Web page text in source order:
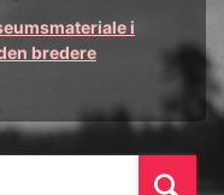
i
bredere